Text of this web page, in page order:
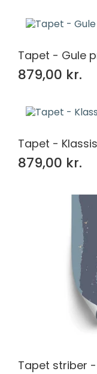
Tapet - Gule
879,00 kr.
Tapet -
879,00 kr.
Tapet striber